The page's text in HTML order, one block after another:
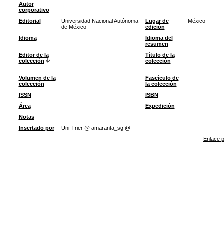
Autor
corporativo
Editorial
Universidad Nacional Autónoma
de México
Lugar de
edición
México
Idioma
Idioma del
resumen
Editor de la
colección
Título de la
colección
Volumen de la
colección
Fascículo de
la colección
ISSN
ISBN
Área
Expedición
Notas
Insertado por
Uni-Trier @ amaranta_sg @
Enlace